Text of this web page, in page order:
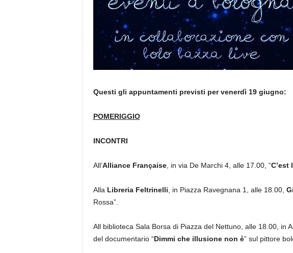
Questi gli appuntamenti previsti per venerdì 19 giugno:
POMERIGGIO
INCONTRI
All’Alliance Française, in via De Marchi 4, alle 17.00, “C’est
Alla Libreria Feltrinelli , in Piazza Ravegnana 1, alle 18.00,
Rossa”.
All biblioteca Sala Borsa di Piazza del Nettuno, alle 18.00, in
del documentario “Dimmi che illusione non è” sul pittore